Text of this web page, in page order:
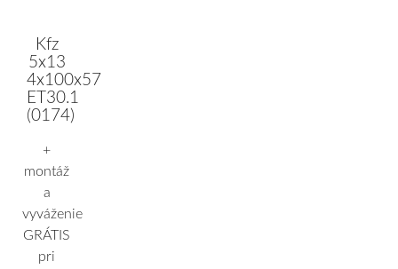
Kfz
5x13
4x100x57
ET30.1
(0174)
+
montáž
a
vyváženie
GRÁTIS
pri